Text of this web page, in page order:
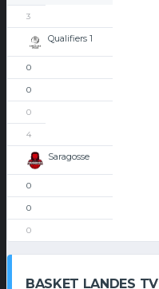
3
Qualifiers 1
0
0
0
4
Saragosse
0
0
0
BASKET LANDES TV